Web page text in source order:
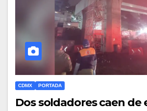
CDMX PORTADA
Dos soldadores caen